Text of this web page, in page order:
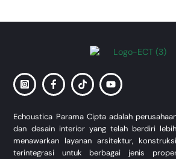
Echoustica Parama Cipta adalah
dan desain interior yang telah berdiri
menawarkan layanan arsitektur,
terintegrasi untuk berbagai jenis